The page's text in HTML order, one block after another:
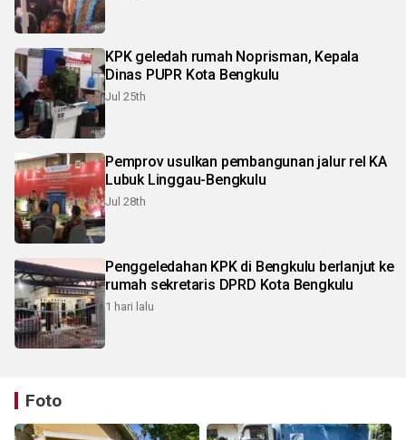
KPK geledah rumah Noprisman, Kepala
Dinas PUPR Kota Bengkulu
Jul 25th
Pemprov usulkan pembangunan jalur rel KA
Lubuk Linggau-Bengkulu
Jul 28th
Penggeledahan KPK di Bengkulu berlanjut ke
rumah sekretaris DPRD Kota Bengkulu
1 hari lalu
Foto